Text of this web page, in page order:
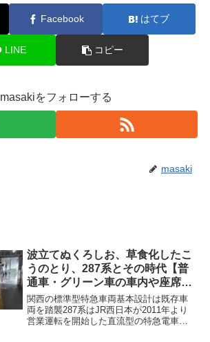
Facebook はてブ
LINE コピー
masakiをフォローする
masaki
波立てぬくろしお、草食化したこ
うのとり、287系とその時代【普
通車・グリーン車の車内や座席な
ど】
関西の標準型特急車両基本設計は既存車
両を踏襲287系はJR西日本が2011年より
営業運転を開始した直流型の特急電車で